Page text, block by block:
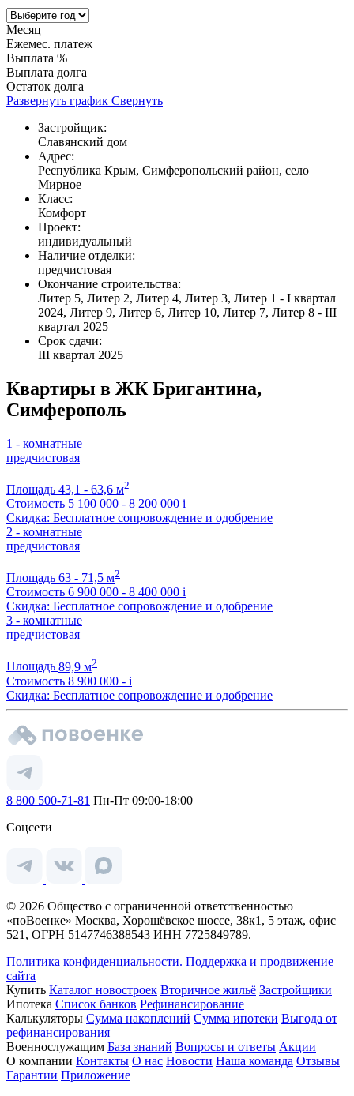
Месяц
Ежемес. платеж
Выплата %
Выплата долга
Остаток долга
Развернуть график Свернуть
Застройщик:
Славянский дом
Адрес:
Республика Крым, Симферопольский район, село
Мирное
Класс:
Комфорт
Проект:
индивидуальный
Наличие отделки:
предчистовая
Окончание строительства:
Литер 5, Литер 2, Литер 4, Литер 3, Литер 1 - I квартал
2024, Литер 9, Литер 6, Литер 10, Литер 7, Литер 8 - III
квартал 2025
Срок сдачи:
III квартал 2025
Квартиры в ЖК Бригантина,
Симферополь
1 - комнатные
предчистовая
Площадь 43,1 - 63,6 м2
Стоимость 5 100 000 - 8 200 000 i
Скидка: Бесплатное сопровождение и одобрение
2 - комнатные
предчистовая
Площадь 63 - 71,5 м2
Стоимость 6 900 000 - 8 400 000 i
Скидка: Бесплатное сопровождение и одобрение
3 - комнатные
предчистовая
Площадь 89,9 м2
Стоимость 8 900 000 - i
Скидка: Бесплатное сопровождение и одобрение
8 800 500-71-81 Пн-Пт 09:00-18:00
Соцсети
© 2026 Общество с ограниченной ответственностью
«поВоенке» Москва, Хорошёвское шоссе, 38к1, 5 этаж, офис
521, ОГРН 5147746388543 ИНН 7725849789.
Политика конфиденциальности. Поддержка и продвижение
сайта
Купить Каталог новостроек Вторичное жильё Застройщики
Ипотека Список банков Рефинансирование
Калькуляторы Сумма накоплений Сумма ипотеки Выгода от
рефинансирования
Военнослужащим База знаний Вопросы и ответы Акции
О компании Контакты О нас Новости Наша команда Отзывы
Гарантии Приложение